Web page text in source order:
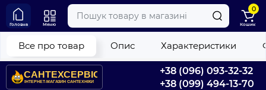
+38 (096) 093-32-32
+38 (099) 494-13-70
Головна Меню
0
Кошик
Все про товар Опис Характеристики